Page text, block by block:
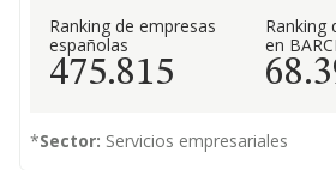
Ranking de empresas
españolas
475.815
Ranking
en
*Sector: Servicios empresariales